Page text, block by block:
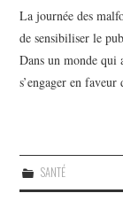
La journée des
de sensibiliser le
Dans un monde qui
s’engager en
SANTÉ